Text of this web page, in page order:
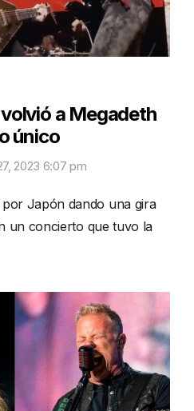
a Megadeth
único
2023 6:07 pm
Japón dando una gira
un concierto que tuvo la